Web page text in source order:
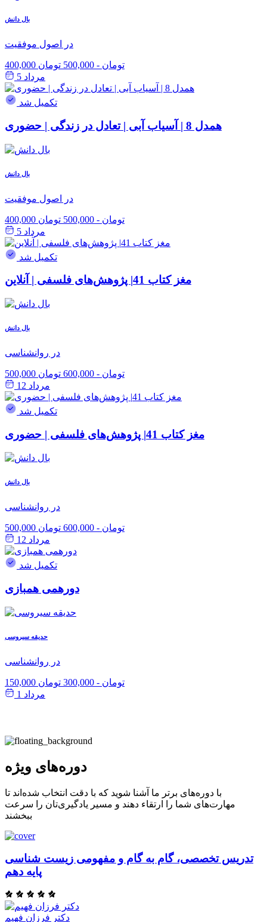
بال دانش
در اصول موفقیت
400,000 تومان - 500,000 تومان
مرداد 5
تکمیل شد
همدل 8 | آسیاب آبی | تعادل در زندگی | حضوری
بال دانش
در اصول موفقیت
400,000 تومان - 500,000 تومان
مرداد 5
تکمیل شد
مغز کتاب 41| پژوهش‌های فلسفی | آنلاین
بال دانش
در روانشناسی
500,000 تومان - 600,000 تومان
مرداد 12
تکمیل شد
مغز کتاب 41| پژوهش‌های فلسفی | حضوری
بال دانش
در روانشناسی
500,000 تومان - 600,000 تومان
مرداد 12
تکمیل شد
دورهمی همبازی
حدیقه سیروسی
در روانشناسی
150,000 تومان - 300,000 تومان
مرداد 1
دوره‌های ویژه
با دوره‌های برتر ما آشنا شوید که با دقت انتخاب شده‌اند تا
مهارت‌های شما را ارتقاء دهند و مسیر یادگیری‌تان را سرعت
ببخشند
تدریس تخصصی، گام به گام و مفهومی زیست شناسی
پایه دهم
دکتر فرزان فهیم